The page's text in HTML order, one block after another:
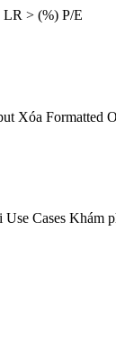
> (%) P/E
Xóa Formatted
Cases Khám